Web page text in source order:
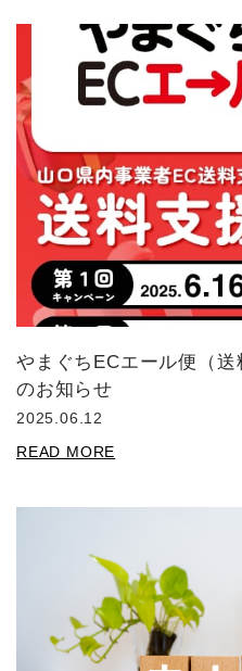
やまぐちECエール便（
のお知らせ
2025.06.12
READ MORE